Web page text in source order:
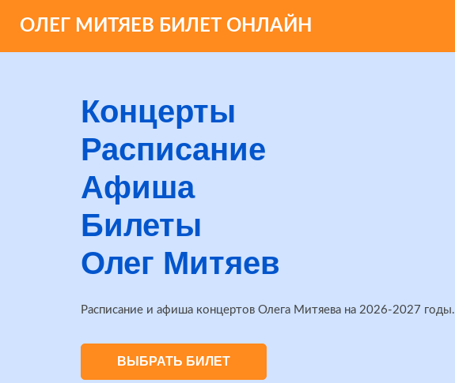
ОЛЕГ МИТЯЕВ БИЛЕТ ОНЛАЙН
Концерты
Расписание
Афиша
Билеты
Олег Митяев
Расписание и афиша концертов Олега Митяева на 2026-2027 годы.
ВЫБРАТЬ БИЛЕТ